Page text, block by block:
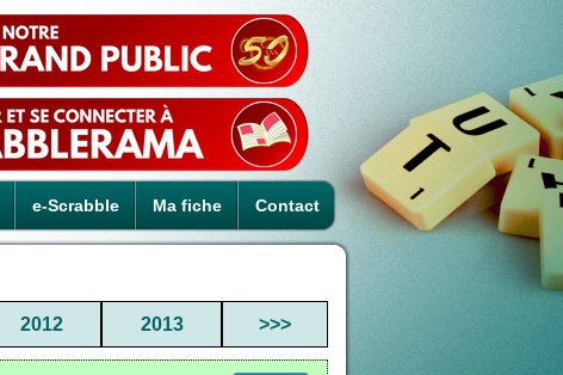
e-Scrabble Ma fiche Contact
2012 2013 >>>